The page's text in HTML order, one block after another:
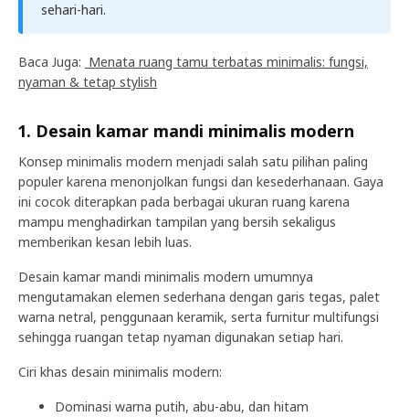
sehari-hari.
Baca Juga: Menata ruang tamu terbatas minimalis: fungsi,
nyaman & tetap stylish
1. Desain kamar mandi minimalis modern
Konsep minimalis modern menjadi salah satu pilihan paling
populer karena menonjolkan fungsi dan kesederhanaan. Gaya
ini cocok diterapkan pada berbagai ukuran ruang karena
mampu menghadirkan tampilan yang bersih sekaligus
memberikan kesan lebih luas.
Desain kamar mandi minimalis modern umumnya
mengutamakan elemen sederhana dengan garis tegas, palet
warna netral, penggunaan keramik, serta furnitur multifungsi
sehingga ruangan tetap nyaman digunakan setiap hari.
Ciri khas desain minimalis modern:
Dominasi warna putih, abu-abu, dan hitam